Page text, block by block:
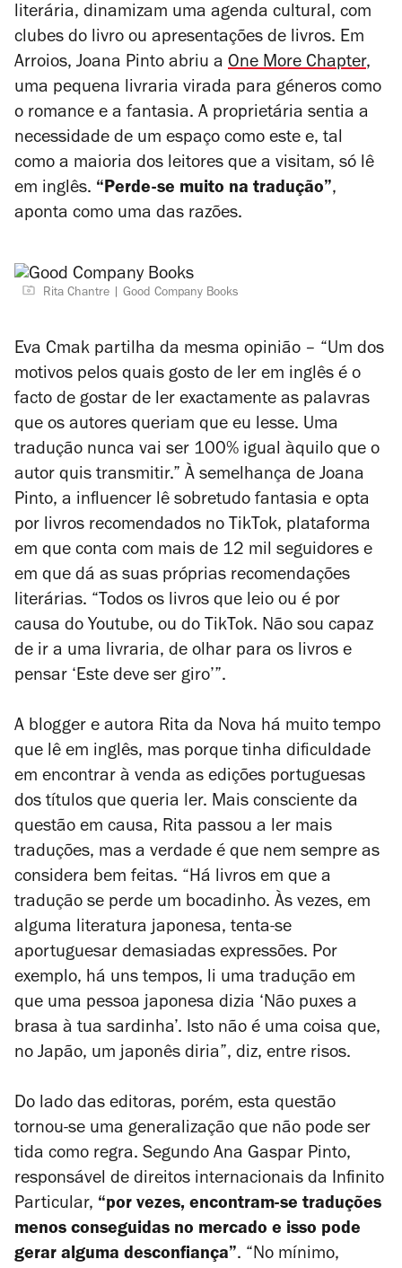
literária, dinamizam uma agenda cultural, com
clubes do livro ou apresentações de livros. Em
Arroios, Joana Pinto abriu a One More Chapter,
uma pequena livraria virada para géneros como
o romance e a fantasia. A proprietária sentia a
necessidade de um espaço como este e, tal
como a maioria dos leitores que a visitam, só lê
em inglês. “Perde-se muito na tradução”,
aponta como uma das razões.
Rita Chantre Good Company Books
Eva Cmak partilha da mesma opinião – “Um dos
motivos pelos quais gosto de ler em inglês é o
facto de gostar de ler exactamente as palavras
que os autores queriam que eu lesse. Uma
tradução nunca vai ser 100% igual àquilo que o
autor quis transmitir.” À semelhança de Joana
Pinto, a influencer lê sobretudo fantasia e opta
por livros recomendados no TikTok, plataforma
em que conta com mais de 12 mil seguidores e
em que dá as suas próprias recomendações
literárias. “Todos os livros que leio ou é por
causa do Youtube, ou do TikTok. Não sou capaz
de ir a uma livraria, de olhar para os livros e
pensar ‘Este deve ser giro’”.
A blogger e autora Rita da Nova há muito tempo
que lê em inglês, mas porque tinha dificuldade
em encontrar à venda as edições portuguesas
dos títulos que queria ler. Mais consciente da
questão em causa, Rita passou a ler mais
traduções, mas a verdade é que nem sempre as
considera bem feitas. “Há livros em que a
tradução se perde um bocadinho. Às vezes, em
alguma literatura japonesa, tenta-se
aportuguesar demasiadas expressões. Por
exemplo, há uns tempos, li uma tradução em
que uma pessoa japonesa dizia ‘Não puxes a
brasa à tua sardinha’. Isto não é uma coisa que,
no Japão, um japonês diria”, diz, entre risos.
Do lado das editoras, porém, esta questão
tornou-se uma generalização que não pode ser
tida como regra. Segundo Ana Gaspar Pinto,
responsável de direitos internacionais da Infinito
Particular, “por vezes, encontram-se traduções
menos conseguidas no mercado e isso pode
gerar alguma desconfiança”. “No mínimo,